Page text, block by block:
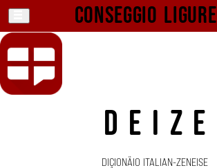
Conseggio ligure
DEIZE
DIÇIONÄIO ITALIAN-ZENEISE